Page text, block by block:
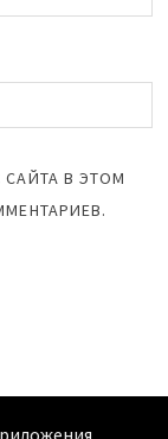
САЙТА В ЭТОМ